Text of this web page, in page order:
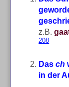
z.B.
208
Dasch
in der